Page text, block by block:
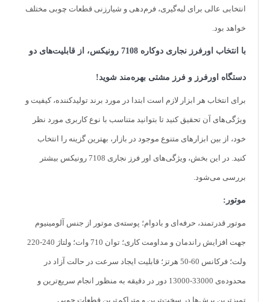
مکانیزم تنظیم عمق برش:
مکانیزم تنظیم عمق با تنظیم سریع و دقیق عمق و ارتفاع برش، کیفیت
سری‌کاری و افزایش سرعت عملکرد، در سه سطح مختلف تنظیم کرد.
بدنه:
ارتفاع 200 میلی‌متر؛ دسته‌های نرم با روکش لاستیکی جهت کاهش
خستگی کاربر و سهولت کنترل دستگاه در طول استفاده‌ی مداوم؛ پایه‌ی
عملکرد دستگاه؛ صفحه‌ی پایه پلاستیکی قابل تعویض برای محافظت از
پایه و حرکت یکنواخت بر روی سطح کار
قفل‌کن شفت به منظور تعویض آسان و ایمن تیغه‌ی اورفرز
دیمر:
دیمر 6 حالته جهت تنظیم دور موتور در محدوده‌ی 33000-13000 دور در
انتخابی عالی برای لبه‌گیری، فرم‌دهی و شیارزنی قطعات چوبی مختلف
خواهد بود.
با انتخاب اورفرز نجاری دوکاره 7108 رونیکس، از قابلیت‌های دو
دستگاه اورفرز و فرز مشتی بهره‌مند شوید!
برای انتخاب هر ابزار لازم است ابتدا در مورد برند تولیدکننده، کیفیت و
ویژگی‌های آن تحقیق کنید تا بتوانید متناسب با نوع کاربری مورد نظر
خود، از بین ابزارهای متنوع موجود در بازار، بهترین گزینه را انتخاب
کنید. در این بخش، ویژگی‌های اور فرز نجاری 7108 رونیکس بیشتر
بررسی می‌شود.
موتور:
موتور قدرتمند، حرفه‌ای و بادوام؛ پوسته‌ی موتور از جنس آلومینیوم
جهت افزایش راندمان و مداومت کاری؛ توان 710 وات؛ ولتاژ 240-220
ولت؛ فرکانس 60-50 هرتز؛ قابلیت ایجاد سرعت در حالت آزاد در
محدوده‌ی 33000-13000 دور در دقیقه به منظور انجام سریع‌ترین و
تمیزترین برش‌ها در سخت‌ترین و متراکم‌ترین قطعات چوبی